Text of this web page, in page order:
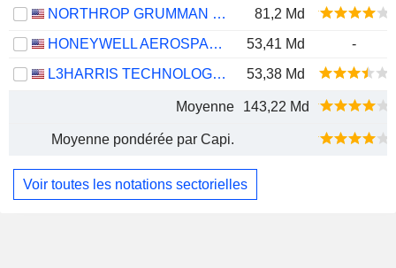
NORTHROP GRUMMAN CORPORATION
81,2 Md
HONEYWELL AEROSPACE INC.
53,41 Md
-
L3HARRIS TECHNOLOGIES, INC.
53,38 Md
Moyenne 143,22 Md
Moyenne pondérée par Capi.
Voir toutes les notations sectorielles